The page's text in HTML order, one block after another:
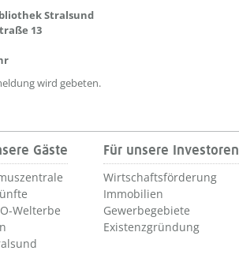
Stralsund
13
wird gebeten.
Gäste
Welterbe
Für unsere Investoren
Wirtschaftsförderung
Immobilien
Gewerbegebiete
Existenzgründung